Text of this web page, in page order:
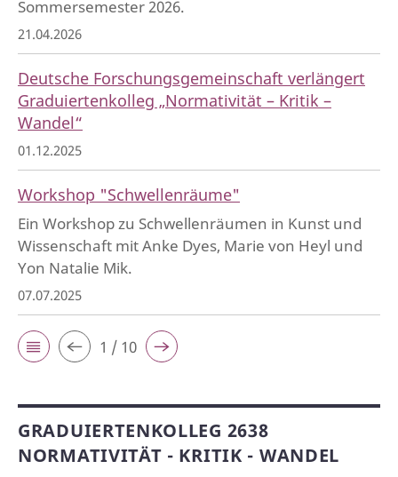
Sommersemester 2026.
21.04.2026
Deutsche Forschungsgemeinschaft verlängert
Graduiertenkolleg „Normativität – Kritik –
Wandel“
01.12.2025
Workshop "Schwellenräume"
Ein Workshop zu Schwellenräumen in Kunst und
Wissenschaft mit Anke Dyes, Marie von Heyl und
Yon Natalie Mik.
07.07.2025
1 / 10
GRADUIERTENKOLLEG 2638
NORMATIVITÄT - KRITIK - WANDEL